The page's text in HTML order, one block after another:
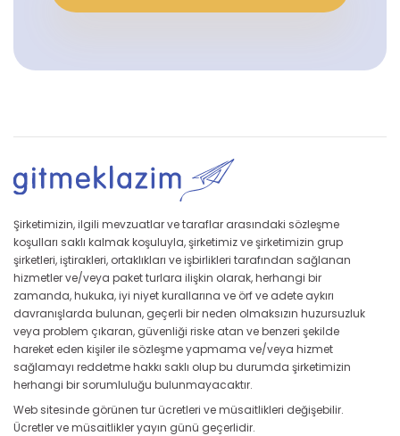
Şirketimizin, ilgili mevzuatlar ve taraflar arasındaki sözleşme
koşulları saklı kalmak koşuluyla, şirketimiz ve şirketimizin grup
şirketleri, iştirakleri, ortaklıkları ve işbirlikleri tarafından sağlanan
hizmetler ve/veya paket turlara ilişkin olarak, herhangi bir
zamanda, hukuka, iyi niyet kurallarına ve örf ve adete aykırı
davranışlarda bulunan, geçerli bir neden olmaksızın huzursuzluk
veya problem çıkaran, güvenliği riske atan ve benzeri şekilde
hareket eden kişiler ile sözleşme yapmama ve/veya hizmet
sağlamayı reddetme hakkı saklı olup bu durumda şirketimizin
herhangi bir sorumluluğu bulunmayacaktır.
Web sitesinde görünen tur ücretleri ve müsaitlikleri değişebilir.
Ücretler ve müsaitlikler yayın günü geçerlidir.